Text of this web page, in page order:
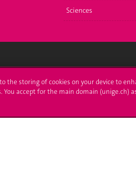
Sciences
Immatriculations
Démarches
to the storing of cookies on your device to
accept for the main domain (unige.ch)